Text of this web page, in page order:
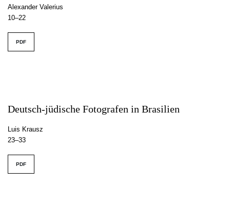
Alexander Valerius
10–22
PDF
Deutsch-jüdische Fotografen in Brasilien
Luis Krausz
23–33
PDF